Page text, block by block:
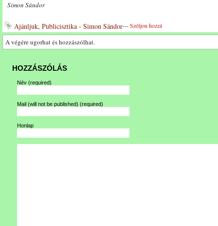
Simon Sándor
Ajánljuk, Publicisztika - Simon Sándor---Szóljon hozzá
A végére ugorhat és hozzászólhat.
HOZZÁSZÓLÁS
Név (required)
Mail (will not be published) (required)
Honlap